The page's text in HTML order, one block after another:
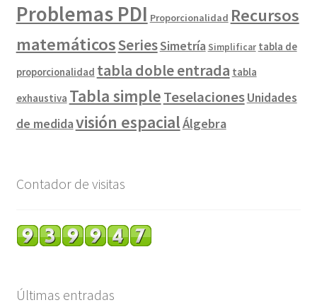
Problemas PDI Proporcionalidad Recursos
matemáticosSeriesSimetría Simplificar tabla de
proporcionalidad tabla doble entrada tabla
exhaustiva Tabla simpleTeselacionesUnidades
de medidavisión espacialÁlgebra
Contador de visitas
Últimas entradas